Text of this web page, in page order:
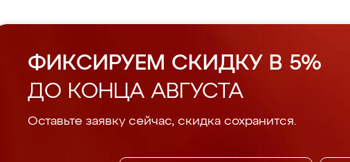
ФИКСИРУЕМ СКИДКУ В 5%
ДО КОНЦА АВГУСТА
Оставьте заявку сейчас, скидка сохранится.